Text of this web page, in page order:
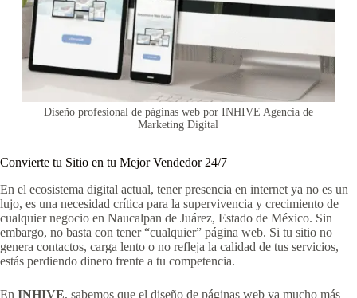
Diseño profesional de páginas web por INHIVE Agencia de
Marketing Digital
Convierte tu Sitio en tu Mejor Vendedor 24/7
En el ecosistema digital actual, tener presencia en internet ya no es un
lujo, es una necesidad crítica para la supervivencia y crecimiento de
cualquier negocio en Naucalpan de Juárez, Estado de México. Sin
embargo, no basta con tener “cualquier” página web. Si tu sitio no
genera contactos, carga lento o no refleja la calidad de tus servicios,
estás perdiendo dinero frente a tu competencia.
En INHIVE, sabemos que el diseño de páginas web va mucho más